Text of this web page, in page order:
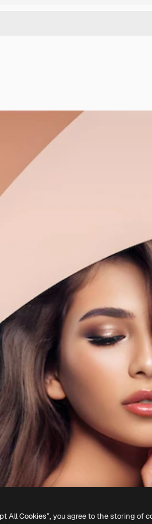
All Cookies”, you agree to the storing of